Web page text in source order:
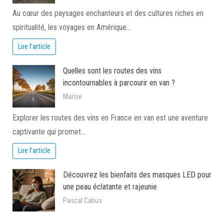
Au cœur des paysages enchanteurs et des cultures riches en
spiritualité, les voyages en Amérique…
Lire l'article
Quelles sont les routes des vins
incontournables à parcourir en van ?
Marise
Explorer les routes des vins en France en van est une aventure
captivante qui promet…
Lire l'article
Découvrez les bienfaits des masques LED pour
une peau éclatante et rajeunie
Pascal Cabus